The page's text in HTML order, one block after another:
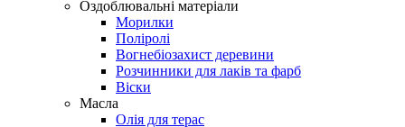
Оздоблювальні матеріали
Морилки
Поліролі
Вогнебіозахист деревини
Розчинники для лаків та фарб
Віски
Масла
Олія для терас